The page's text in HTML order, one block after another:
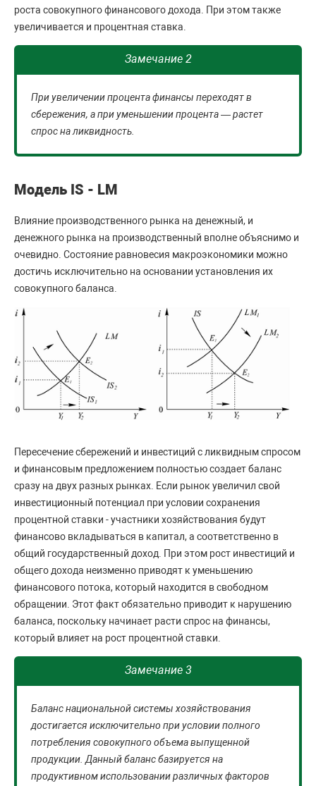
роста совокупного финансового дохода. При этом также
увеличивается и процентная ставка.
Замечание 2
При увеличении процента финансы переходят в
сбережения, а при уменьшении процента — растет
спрос на ликвидность.
Модель IS - LM
Влияние производственного рынка на денежный, и
денежного рынка на производственный вполне объяснимо и
очевидно. Состояние равновесия макроэкономики можно
достичь исключительно на основании установления их
совокупного баланса.
Пересечение сбережений и инвестиций с ликвидным спросом
и финансовым предложением полностью создает баланс
сразу на двух разных рынках. Если рынок увеличил свой
инвестиционный потенциал при условии сохранения
процентной ставки - участники хозяйствования будут
финансово вкладываться в капитал, а соответственно в
общий государственный доход. При этом рост инвестиций и
общего дохода неизменно приводят к уменьшению
финансового потока, который находится в свободном
обращении. Этот факт обязательно приводит к нарушению
баланса, поскольку начинает расти спрос на финансы,
который влияет на рост процентной ставки.
Замечание 3
Баланс национальной системы хозяйствования
достигается исключительно при условии полного
потребления совокупного объема выпущенной
продукции. Данный баланс базируется на
продуктивном использовании различных факторов